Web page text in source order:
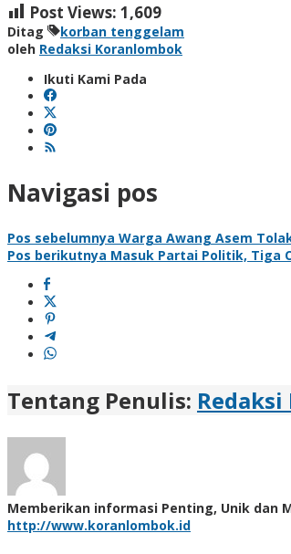
Post Views: 1,609
Ditag
korban tenggelam
oleh Redaksi Koranlombok
Ikuti Kami Pada
Navigasi pos
Pos sebelumnya Warga Awang Asem
Pos berikutnya Masuk Partai Politik, Tiga
Tentang Penulis:
Memberikan informasi Penting, Unik dan
http://www.koranlombok.id